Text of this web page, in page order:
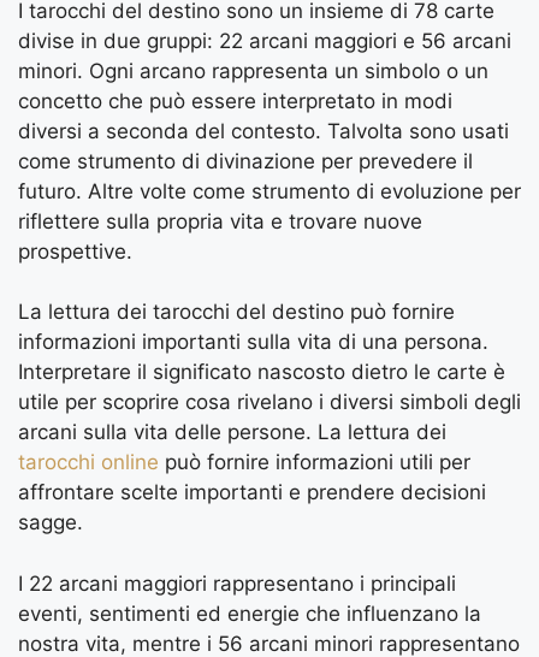
I tarocchi del destino sono un insieme di 78 carte
divise in due gruppi: 22 arcani maggiori e 56 arcani
minori. Ogni arcano rappresenta un simbolo o un
concetto che può essere interpretato in modi
diversi a seconda del contesto. Talvolta sono usati
come strumento di divinazione per prevedere il
futuro. Altre volte come strumento di evoluzione per
riflettere sulla propria vita e trovare nuove
prospettive.
La lettura dei tarocchi del destino può fornire
informazioni importanti sulla vita di una persona.
Interpretare il significato nascosto dietro le carte è
utile per scoprire cosa rivelano i diversi simboli degli
arcani sulla vita delle persone. La lettura dei
tarocchi online può fornire informazioni utili per
affrontare scelte importanti e prendere decisioni
sagge.
I 22 arcani maggiori rappresentano i principali
eventi, sentimenti ed energie che influenzano la
nostra vita, mentre i 56 arcani minori rappresentano